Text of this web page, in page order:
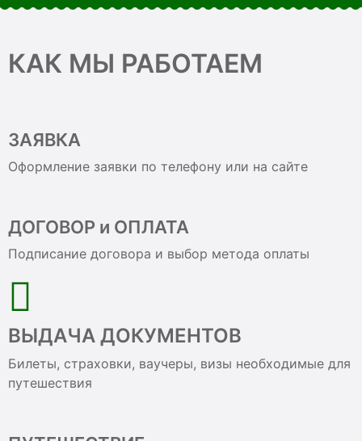
КАК МЫ РАБОТАЕМ
ЗАЯВКА
Оформление заявки по телефону или на сайте
ДОГОВОР и ОПЛАТА
Подписание договора и выбор метода оплаты
ВЫДАЧА ДОКУМЕНТОВ
Билеты, страховки, ваучеры, визы необходимые для
путешествия